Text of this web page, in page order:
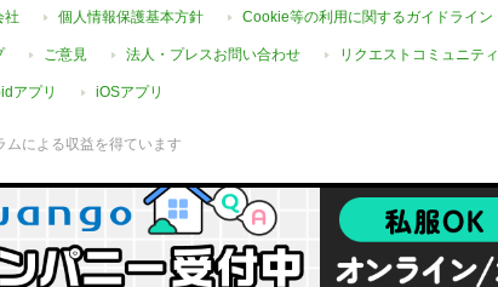
社 個人情報保護基本方針 Cookie等の利用に関するガイドライン
ご意見 法人・プレスお問い合わせ リクエストコミュニティ
アプリ iOSアプリ
による収益を得ています